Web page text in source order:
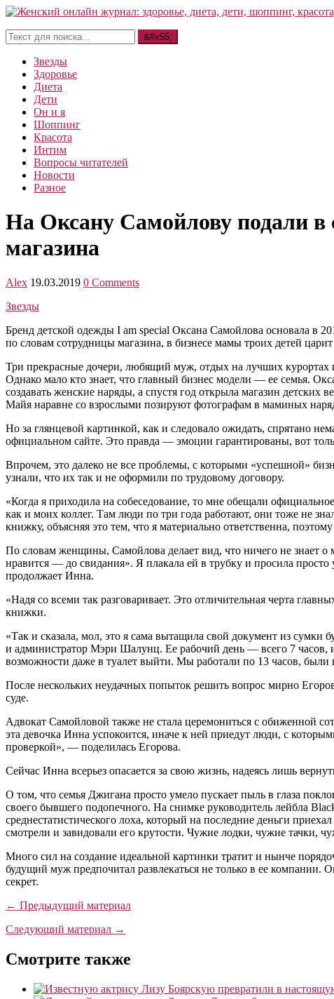
Звезды
Здоровье
Диета
Дети
Он и я
Шоппинг
Красота
Интим
Вопросы читателей
Новости
Разное
На Оксану Самойлову подали в
магазина
Alex 19.03.2019 0 Comments
Звезды
Бренд детской одежды I am special Оксана Самойлова основала в
по словам сотрудницы магазина, в бизнесе мамы троих детей
Три прекрасные дочери, любящий муж, отдых на лучших
Однако мало кто знает, что главный бизнес модели — ее семья.
создавать женские наряды, а спустя год открыла магазин
Майя наравне со взрослыми позируют фотографам в маминых
Но за глянцевой картинкой, как и следовало ожидать, спрятано
официальном сайте. Это правда — эмоции гарантированы, вот
Впрочем, это далеко не все проблемы, с которыми «успешной»
узнали, что их так и не оформили по трудовому договору.
«Когда я приходила на собеседование, то мне обещали
как и моих коллег. Там люди по три года работают, они тоже не
книжку, объясняя это тем, что я материально ответственна,
По словам женщины, Самойлова делает вид, что ничего не знает
нравится — до свидания». Я плакала ей в трубку и просила
продолжает Инна.
«Надя со всеми так разговаривает. Это отличительная черта
книжки.
«Так и сказала, мол, это я сама вытащила свой документ из сумки
и администратор Мэри Шалунц. Ее рабочий день — всего 7 часов,
возможности даже в туалет выйти. Мы работали по 13 часов,
После нескольких неудачных попыток решить вопрос мирно
суде.
Адвокат Самойловой также не стала церемониться с обиженной
эта девочка Инна успокоится, иначе к ней приедут люди, с
проверкой», — поделилась Егорова.
Сейчас Инна всерьез опасается за свою жизнь, надеясь лишь
О том, что семья Джигана просто умело пускает пыль в глаза
своего бывшего подопечного. На снимке руководитель лейбла
среднестатистического лоха, который на последние деньги
смотрели и завидовали его крутости. Чужие лодки, чужие тачки,
Много сил на создание идеальной картинки тратит и нынче
будущий муж предпочитал развлекаться не только в ее компании.
секрет.
← Предыдущий материал
Следующий материал →
Смотрите также